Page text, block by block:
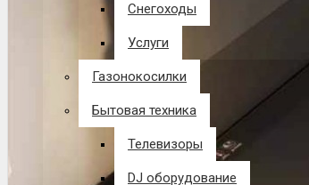
Снегоходы
Услуги
Газонокосилки
Бытовая техника
Телевизоры
DJ оборудование